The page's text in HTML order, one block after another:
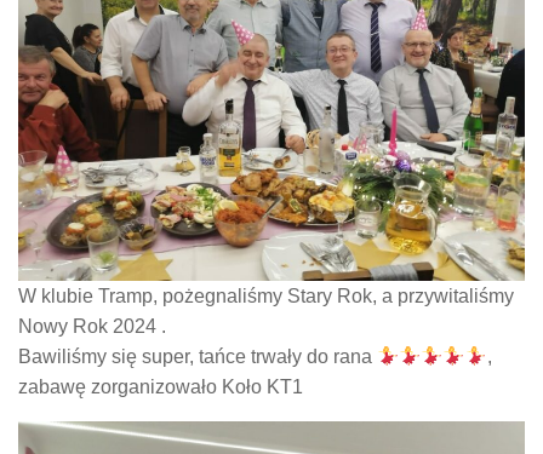
W klubie Tramp, pożegnaliśmy Stary Rok, a przywitaliśmy
Nowy Rok 2024 .
Bawiliśmy się super, tańce trwały do rana
,
zabawę zorganizowało Koło KT1